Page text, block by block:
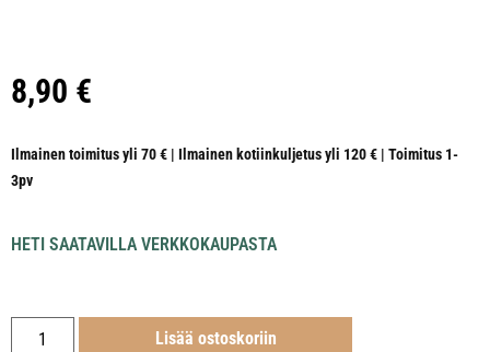
8,90 €
Ilmainen toimitus yli 70 € | Ilmainen kotiinkuljetus yli 120 € | Toimitus 1-
3pv
HETI SAATAVILLA VERKKOKAUPASTA
Lisää ostoskoriin